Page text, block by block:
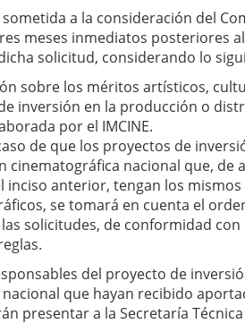
a la consideración del
meses inmediatos posteriores
solicitud, considerando lo
sobre los méritos artísticos,
inversión en la producción o
por el IMCINE.
de que los proyectos de
cinematográfica nacional que, de
inciso anterior, tengan los
se tomará en cuenta el
solicitudes, de conformidad
del proyecto de
que hayan recibido
presentar a la Secretaría